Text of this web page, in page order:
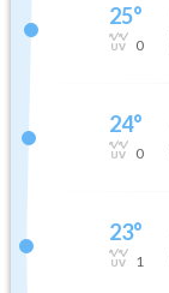
25°
0
24°
0
23°
1